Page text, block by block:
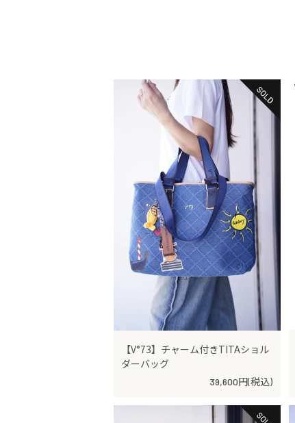
【V°73】チャーム付きTITAショル
ダーバッグ
39,600円(税込)